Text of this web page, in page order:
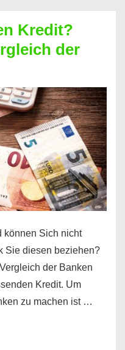
Kredit?
der
können Sich nicht
Sie diesen beziehen?
der Banken
Kredit. Um
zu machen ist …